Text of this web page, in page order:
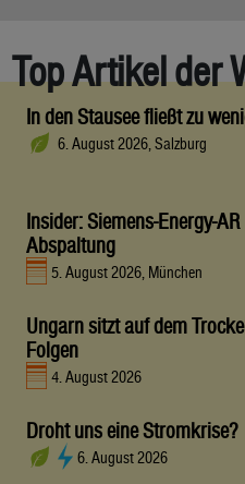
Top Artikel der
In den Stausee fließt zu
6. August 2026, Salzburg
Insider: Siemens-Energy-
Abspaltung
5. August 2026, München
Ungarn sitzt auf dem
Folgen
4. August 2026
Droht uns eine Stromkrise?
6. August 2026